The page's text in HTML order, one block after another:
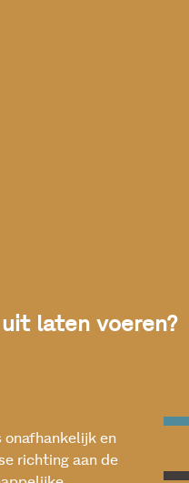
laten voeren?
en
richting aan de